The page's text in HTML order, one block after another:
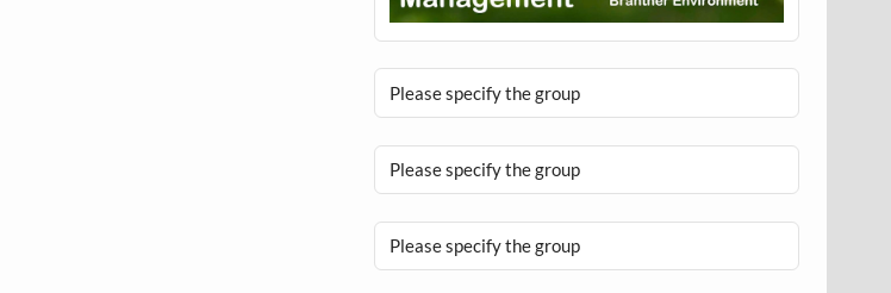
Please specify the group
Please specify the group
Please specify the group